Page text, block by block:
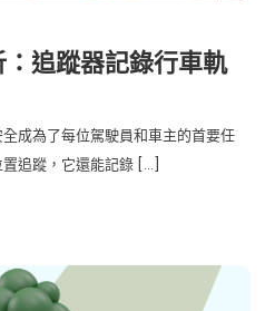
追蹤器記錄行車軌
成為了每位駕駛員和車主的首要任
追蹤，它還能記錄 […]